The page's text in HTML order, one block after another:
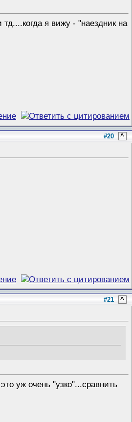
я вижу - "наездник на
#20 ^
#21 ^
уж очень "узко"...сравнить